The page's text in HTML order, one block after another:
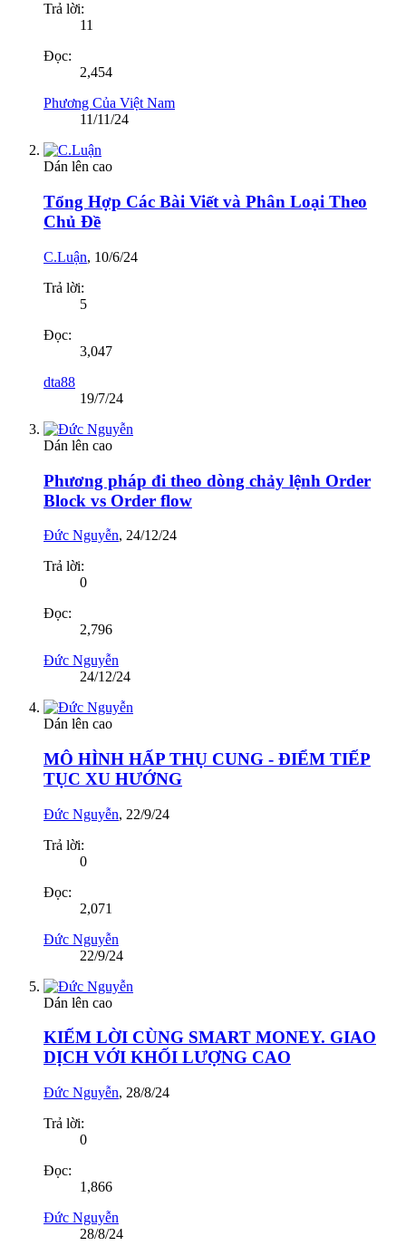
Trả lời:
11
Đọc:
2,454
Phương Của Việt Nam
11/11/24
Dán lên cao
Tổng Hợp Các Bài Viết và Phân Loại Theo
Chủ Đề
C.Luận, 10/6/24
Trả lời:
5
Đọc:
3,047
dta88
19/7/24
Dán lên cao
Phương pháp đi theo dòng chảy lệnh Order
Block vs Order flow
Đức Nguyễn, 24/12/24
Trả lời:
0
Đọc:
2,796
Đức Nguyễn
24/12/24
Dán lên cao
MÔ HÌNH HẤP THỤ CUNG - ĐIỂM TIẾP
TỤC XU HƯỚNG
Đức Nguyễn, 22/9/24
Trả lời:
0
Đọc:
2,071
Đức Nguyễn
22/9/24
Dán lên cao
KIẾM LỜI CÙNG SMART MONEY. GIAO
DỊCH VỚI KHỐI LƯỢNG CAO
Đức Nguyễn, 28/8/24
Trả lời:
0
Đọc:
1,866
Đức Nguyễn
28/8/24